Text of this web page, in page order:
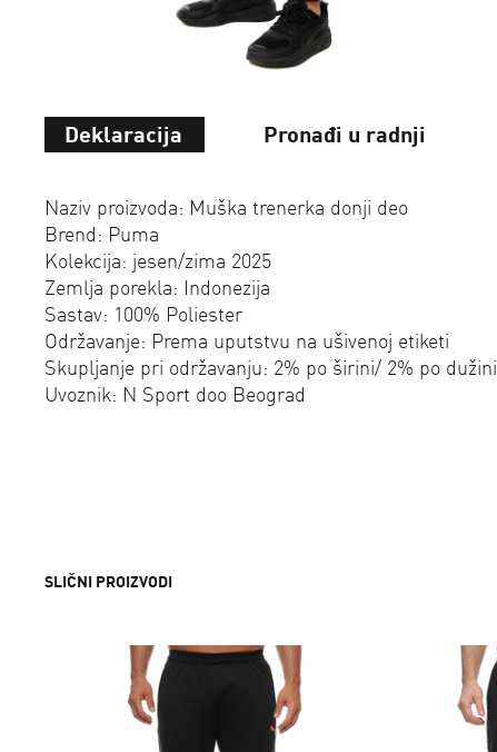
Deklaracija Pronađi u radnji
Naziv proizvoda: Muška trenerka donji deo
Brend: Puma
Kolekcija: jesen/zima 2025
Zemlja porekla: Indonezija
Sastav: 100% Poliester
Održavanje: Prema uputstvu na ušivenoj etiketi
Skupljanje pri održavanju: 2% po širini/ 2% po dužini
Uvoznik: N Sport doo Beograd
SLIČNI PROIZVODI